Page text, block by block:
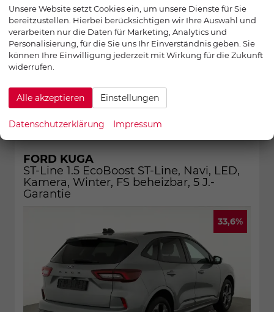
30.995,– €
UVP: 46.650,– €
incl. 19% MwSt.
Fahrzeugexpose (unkonfiguriert, alle Optionen)
Konfiguration abschliessen
FORD KUGA
ST-Line 1.5 EcoBoost ST-Line, Navi, LED,
Kamera, Winter, FS beheizbar, 5 J.-
Garantie
33,6%
Unsere Website setzt Cookies ein, um unsere Dienste für Sie
bereitzustellen. Hierbei berücksichtigen wir Ihre Auswahl und
verarbeiten nur die Daten für Marketing, Analytics und
Personalisierung, für die Sie uns Ihr Einverständnis geben. Sie
können Ihre Einwilligung jederzeit mit Wirkung für die Zukunft
widerrufen.
Alle akzeptieren Einstellungen
Datenschutzerklärung Impressum